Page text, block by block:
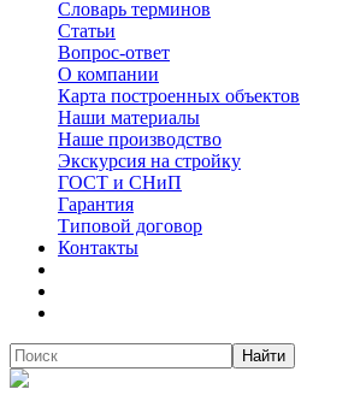
Словарь терминов
Статьи
Вопрос-ответ
О компании
Карта построенных объектов
Наши материалы
Наше производство
Экскурсия на стройку
ГОСТ и СНиП
Гарантия
Типовой договор
Контакты
Найти